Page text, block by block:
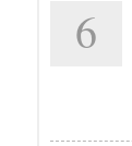
6